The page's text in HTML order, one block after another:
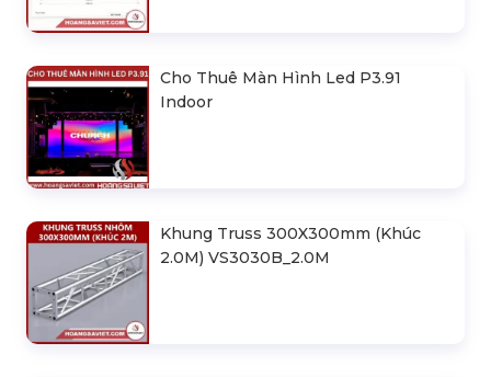
Cho Thuê Màn Hình Led P3.91
Indoor
Khung Truss 300X300mm (Khúc
2.0M) VS3030B_2.0M